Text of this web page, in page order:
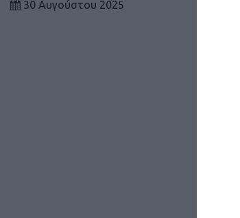
30 Αυγούστου 2025